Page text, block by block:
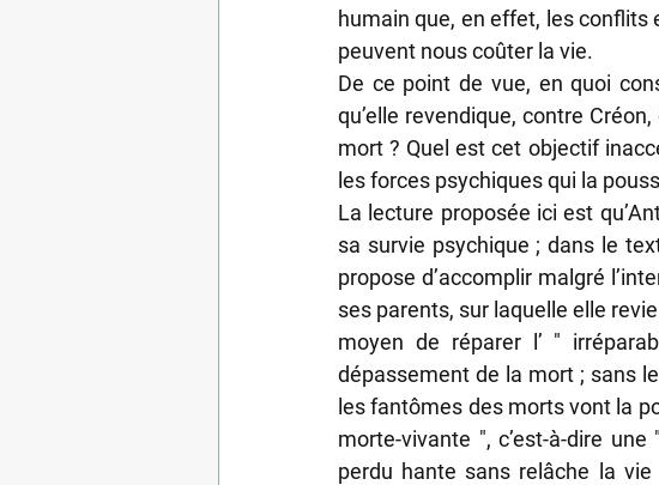
humain que, en effet, les
peuvent nous coûter la vie.
De ce point de vue, en quoi
qu’elle revendique, contre
mort ? Quel est cet objectif
les forces psychiques qui la
La lecture proposée ici est
sa survie psychique ; dans le
propose d’accomplir malgré
ses parents, sur laquelle elle
moyen de réparer l’ "
dépassement de la mort ; sans
les fantômes des morts vont la
morte-vivante ", c’est-à-dire
perdu hante sans relâche la